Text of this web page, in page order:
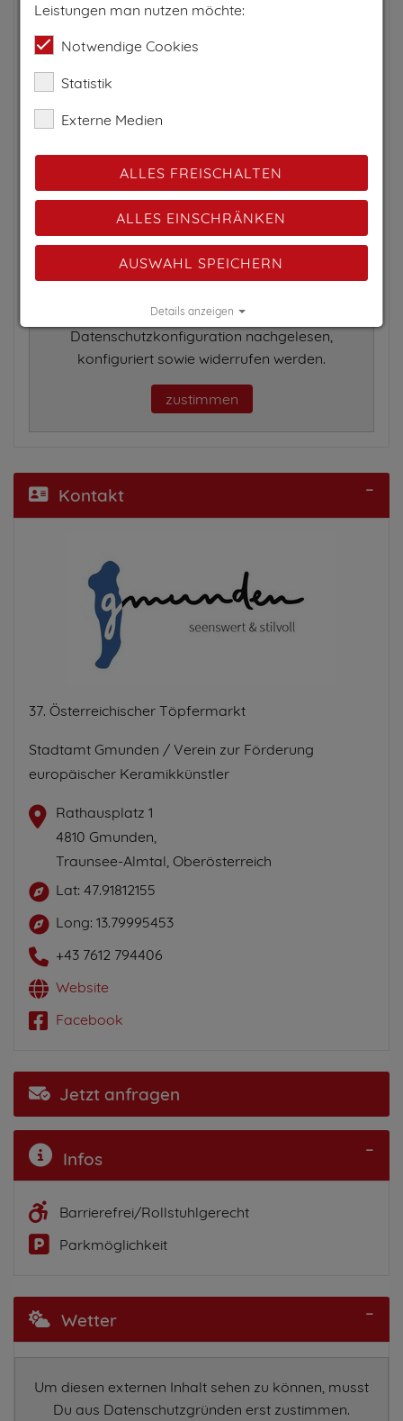
Um diesen externen Inhalt sehen zu können,
zustimmen. Details können in der
Datenschutzkonfiguration nachgelesen,
konfiguriert sowie widerrufen werden.
zustimmen
Kontakt
37. Österreichischer Töpfermarkt
Stadtamt Gmunden / Verein zur Förderung
europäischer Keramikkünstler
Rathausplatz 1
4810 Gmunden,
Traunsee-Almtal, Oberösterreich
Lat: 47.91812155
Long: 13.79995453
+43 7612 794406
Website
Facebook
Jetzt anfragen
Infos
Barrierefrei/Rollstuhlgerecht
Parkmöglichkeit
Wetter
Um diesen externen Inhalt sehen zu können, musst
Du aus Datenschutzgründen erst zustimmen.
Leistungen man nutzen möchte:
Notwendige Cookies
Statistik
Externe Medien
ALLES FREISCHALTEN
ALLES EINSCHRÄNKEN
AUSWAHL SPEICHERN
Details anzeigen
Impressum|